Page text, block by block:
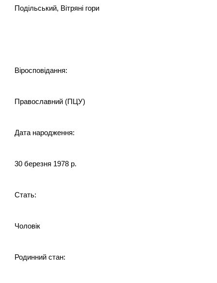
Подільський, Вітряні гори
Віросповідання:
Православний (ПЦУ)
Дата народження:
30 березня 1978 р.
Стать:
Чоловік
Родинний стан: